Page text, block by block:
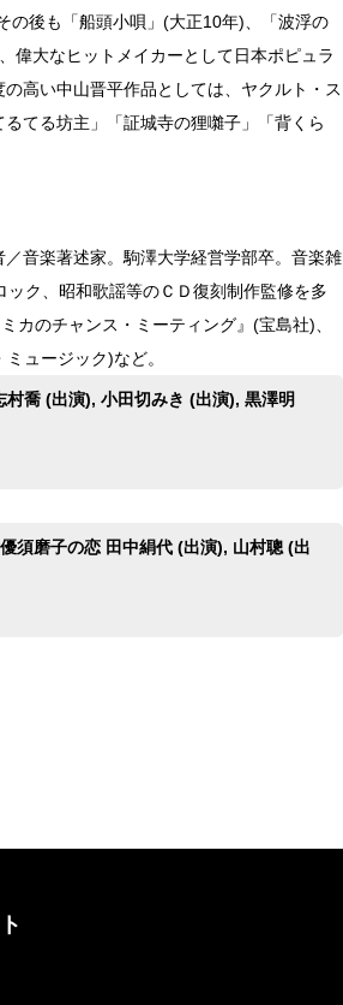
の後も「船頭小唄」(大正10年)、「波浮の
偉大なヒットメイカーとして日本ポピュラ
高い中山晋平作品としては、ヤクルト・ス
てる坊主」「証城寺の狸囃子」「背くら
音楽著述家。駒澤大学経営学部卒。音楽雑
ク、昭和歌謡等のＣＤ復刻制作監修を多
カのチャンス・ミーティング』(宝島社)、
ュージック)など。
喬 (出演), 小田切みき (出演), 黒澤明
須磨子の恋 田中絹代 (出演), 山村聰 (出